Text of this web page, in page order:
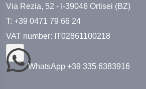
Via Rezia, 52 - I-39046 Ortisei (BZ)
T: +39 0471 79 66 24
VAT number: IT02861100218
WhatsApp +39 335 6383916